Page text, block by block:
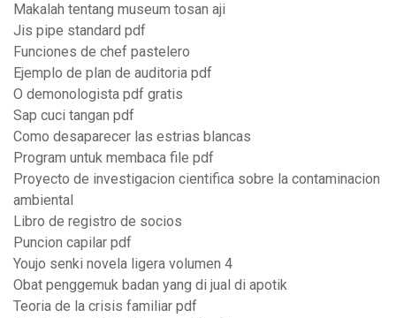
Makalah tentang museum tosan aji
Jis pipe standard pdf
Funciones de chef pastelero
Ejemplo de plan de auditoria pdf
O demonologista pdf gratis
Sap cuci tangan pdf
Como desaparecer las estrias blancas
Program untuk membaca file pdf
Proyecto de investigacion cientifica sobre la contaminacion
ambiental
Libro de registro de socios
Puncion capilar pdf
Youjo senki novela ligera volumen 4
Obat penggemuk badan yang di jual di apotik
Teoria de la crisis familiar pdf